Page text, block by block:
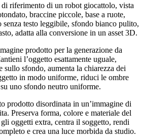
di riferimento di un robot giocattolo, vista
braccine piccole, base a ruote,
senza testo leggibile, sfondo bianco pulito,
adatta alla conversione in un asset 3D.
prodotto per la generazione da
l’oggetto esattamente uguale,
sfondo, aumenta la chiarezza dei
in modo uniforme, riduci le ombre
uno sfondo neutro uniforme.
prodotto disordinata in un’immagine di
Preserva forma, colore e materiale del
oggetti extra, centra il soggetto, rendi
e crea una luce morbida da studio.